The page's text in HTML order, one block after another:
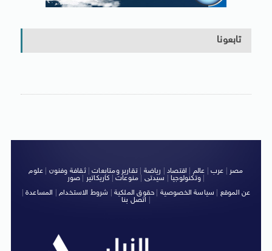
تابعونا
مصر عرب عالم اقتصاد رياضة |تقارير ومتابعات|ثقافة وفنون
علوم
وتكنولوجيا| سيدتى منوعات كاريكاتير صور
|
عن الموقع
سياسة الخصوصية حقوق الملكية شروط الاستخدام| المساعدة|
اتصل بنا